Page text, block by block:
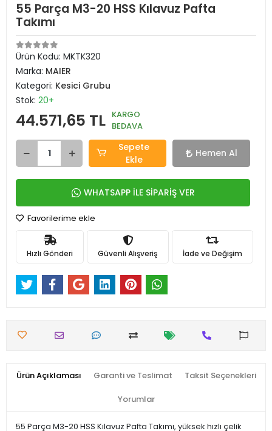
55 Parça M3-20 HSS Kılavuz Pafta
Takımı
Ürün Kodu: MKTK320
Marka: MAIER
Kategori: Kesici Grubu
Stok: 20+
44.571,65 TL KARGO
BEDAVA
Sepete
Ekle
Hemen Al
WHATSAPP İLE SİPARİŞ VER
Favorilerime ekle
Hızlı Gönderi Güvenli Alışveriş İade ve Değişim
Ürün Açıklaması Garanti ve Teslimat Taksit Seçenekleri
Yorumlar
55 Parça M3-20 HSS Kılavuz Pafta Takımı, yüksek hızlı çelik